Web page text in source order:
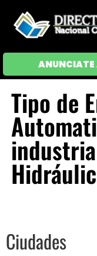
ANUNCIATE
Tipo de
Ciudades